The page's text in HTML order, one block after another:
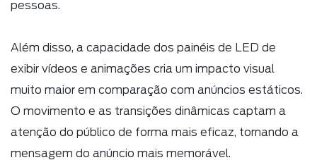
pessoas.
Além disso, a capacidade dos painéis de LED de
exibir vídeos e animações cria um impacto visual
muito maior em comparação com anúncios estáticos.
O movimento e as transições dinâmicas captam a
atenção do público de forma mais eficaz, tornando a
mensagem do anúncio mais memorável.